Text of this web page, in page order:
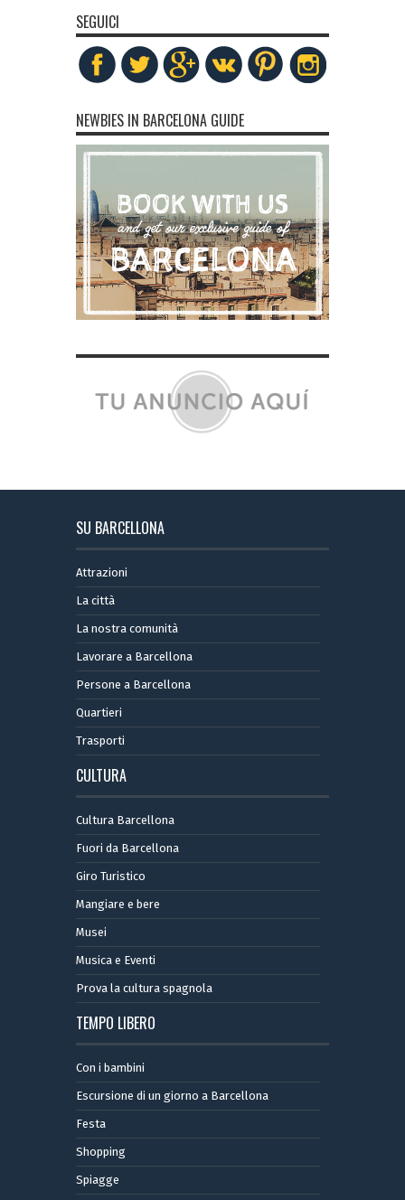
SEGUICI
NEWBIES IN BARCELONA GUIDE
SU BARCELLONA
Attrazioni
La città
La nostra comunità
Lavorare a Barcellona
Persone a Barcellona
Quartieri
Trasporti
CULTURA
Cultura Barcellona
Fuori da Barcellona
Giro Turistico
Mangiare e bere
Musei
Musica e Eventi
Prova la cultura spagnola
TEMPO LIBERO
Con i bambini
Escursione di un giorno a Barcellona
Festa
Shopping
Spiagge